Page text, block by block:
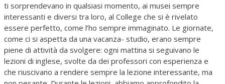
ti sorprendevano in qualsiasi momento, ai musei sempre
interessanti e diversi tra loro, al College che si è rivelato
essere perfetto, come l’ho sempre immaginato. Le giornate,
come ci si aspetta da una vacanza- studio, erano sempre
piene di attività da svolgere: ogni mattina si seguivano le
lezioni di inglese, svolte da dei professori con esperienza e
che riuscivano a rendere sempre la lezione interessante, ma